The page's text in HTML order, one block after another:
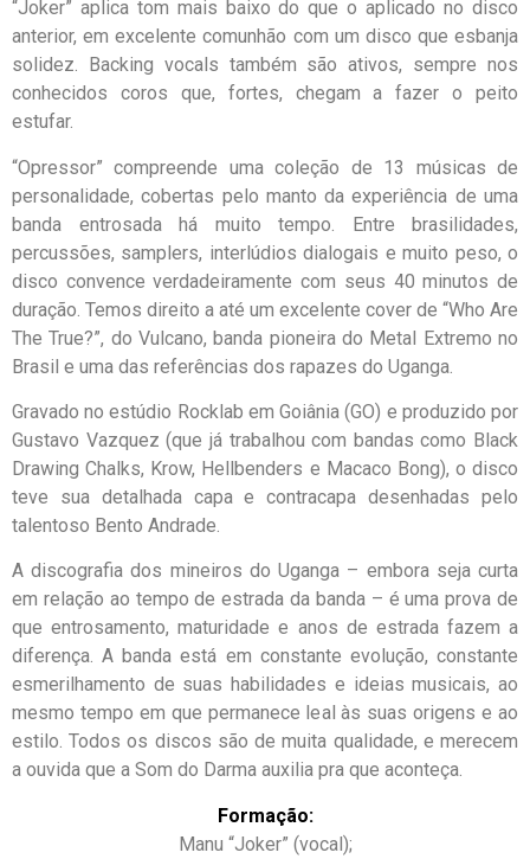
“Joker” aplica tom mais baixo do que o aplicado no disco
anterior, em excelente comunhão com um disco que esbanja
solidez. Backing vocals também são ativos, sempre nos
conhecidos coros que, fortes, chegam a fazer o peito
estufar.
“Opressor” compreende uma coleção de 13 músicas de
personalidade, cobertas pelo manto da experiência de uma
banda entrosada há muito tempo. Entre brasilidades,
percussões, samplers, interlúdios dialogais e muito peso, o
disco convence verdadeiramente com seus 40 minutos de
duração. Temos direito a até um excelente cover de “Who Are
The True?”, do Vulcano, banda pioneira do Metal Extremo no
Brasil e uma das referências dos rapazes do Uganga.
Gravado no estúdio Rocklab em Goiânia (GO) e produzido por
Gustavo Vazquez (que já trabalhou com bandas como Black
Drawing Chalks, Krow, Hellbenders e Macaco Bong), o disco
teve sua detalhada capa e contracapa desenhadas pelo
talentoso Bento Andrade.
A discografia dos mineiros do Uganga – embora seja curta
em relação ao tempo de estrada da banda – é uma prova de
que entrosamento, maturidade e anos de estrada fazem a
diferença. A banda está em constante evolução, constante
esmerilhamento de suas habilidades e ideias musicais, ao
mesmo tempo em que permanece leal às suas origens e ao
estilo. Todos os discos são de muita qualidade, e merecem
a ouvida que a Som do Darma auxilia pra que aconteça.
Formação:
Manu “Joker” (vocal);